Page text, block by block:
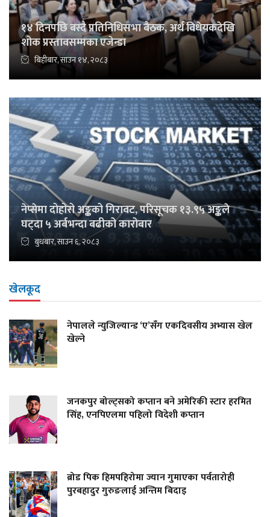
१४ दिनपछि बस्दै प्रतिनिधिसभा बैठक, अर्थ विधेयकदेखि
शोक प्रस्तावसम्मका एजेन्डा
बिहीबार, साउन १४, २०८३
नेप्सेमा दोहोरो अङ्कको गिरावट, परिसूचक १३.९५ अङ्कले
घट्दा ५ अर्बभन्दा बढीको कारोबार
बुधबार, साउन ६, २०८३
खेलकूद
नेपालले न्युजिल्यान्ड ‘ए’सँग एकदिवसीय अभ्यास खेल
खेल्ने
जनकपुर बोल्ट्सको कप्तान बने अमेरिकी स्टार हरमित
सिंह, एनपिएलमा पहिलो विदेशी कप्तान
ब्रोड पिक हिमपहिरोमा ज्यान गुमाएका पर्वतारोही
पुरबहादुर गुरुङलाई अन्तिम बिदाइ